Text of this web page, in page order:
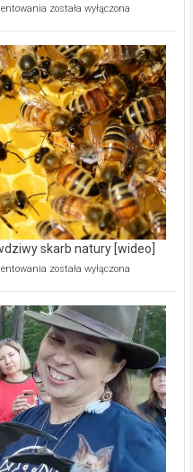
Ekologiczne
Wręczyca
Wielka
z
dofinansowaniem
ponad
15,6
mln
na
modernizację
oczyszczalni
ścieków
[wideo]
została wyłączona
skarb natury [wideo]
Ekologiczne
–
prawdziwy
skarb
natury
[wideo]
została wyłączona